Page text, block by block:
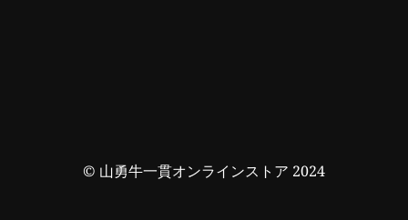
© 山勇牛一貫オンラインストア 2024